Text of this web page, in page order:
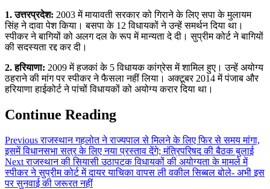
1. उत्तरप्रदेश: 2003 में मायावती सरकार को गिराने के लिए सपा के मुलायम
सिंह ने दावा पेश किया। बसपा के 12 विधायकों ने उन्हें समर्थन दिया था।
स्पीकर ने बागियों को अलग दल के रूप में मान्यता दे दी। सुप्रीम कोर्ट ने बागियों
की सदस्यता रद्द कर दी।
2. हरियाणा: 2009 में हजकां के 5 विधायक कांग्रेस में शामिल हुए। उन्हें अयोग्य
ठहराने की मांग पर स्पीकर ने फैसला नहीं लिया। अक्टूबर 2014 में पंजाब और
हरियाणा हाईकोर्ट ने पांचों विधायकों को अयोग्य करार दिया था।
Continue Reading
Previousराजस्थान गहलोत ने राज्यपाल से मिलने के लिए फिर से समय मांगा,
इसमें विधानसभा सत्र के लिए नया प्रस्ताव देंगे; मंत्रिपरिषद की बैठक बुलाई
Nextराजस्थान की सियासी उठापटक विधायकों की अयोग्यता के मामले में
स्पीकर ने सुप्रीम कोर्ट में दायर याचिका वापस ली वकील सिब्बल बोले- अभी इस
पर सुनवाई की जरूरत नहीं